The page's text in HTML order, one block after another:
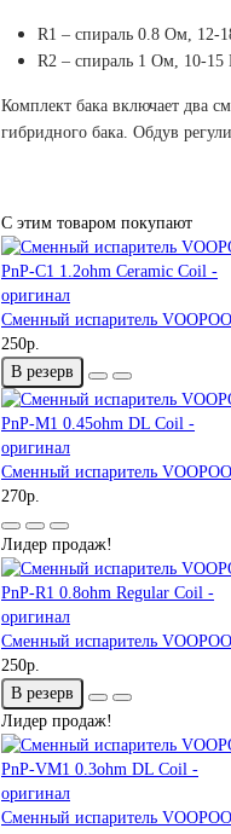
R1 – спираль 0.8 Ом, 12-
R2 – спираль 1 Ом, 10-15
Комплект бака включает два
гибридного бака. Обдув
С этим товаром покупают
Сменный испаритель
250р.
В резерв
Сменный испаритель
270р.
Лидер продаж!
Сменный испаритель
250р.
В резерв
Лидер продаж!
Сменный испаритель